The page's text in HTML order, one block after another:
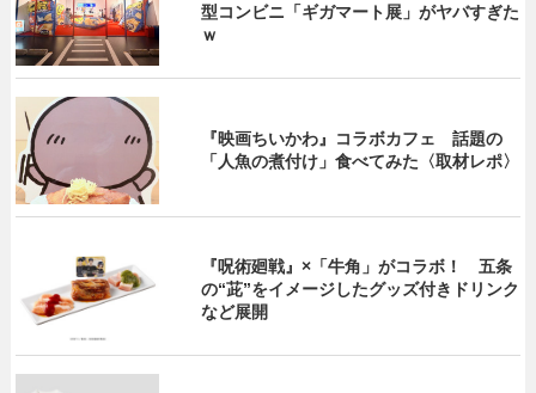
型コンビニ「ギガマート展」がヤバすぎた
ｗ
『映画ちいかわ』コラボカフェ 話題の
「人魚の煮付け」食べてみた〈取材レポ〉
『呪術廻戦』×「牛角」がコラボ！ 五条
の“茈”をイメージしたグッズ付きドリンク
など展開